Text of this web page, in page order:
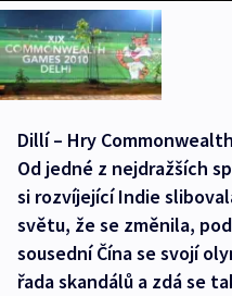
Dillí – Hry
Od jedné z nejdražších
si rozvíjející Indie
světu, že se změnila,
sousední Čína se svojí
řada skandálů a zdá se